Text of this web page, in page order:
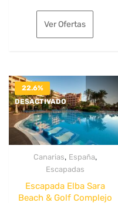
original
era:
es:
Ver Ofertas
22.6%
DESACTIVADO
Canarias, España,
Escapadas
Escapada Elba Sara
Beach & Golf Complejo